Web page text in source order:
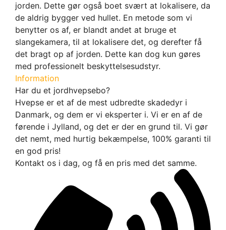
jorden. Dette gør også boet svært at lokalisere, da
de aldrig bygger ved hullet. En metode som vi
benytter os af, er blandt andet at bruge et
slangekamera, til at lokalisere det, og derefter få
det bragt op af jorden. Dette kan dog kun gøres
med professionelt beskyttelsesudstyr.
Information
Har du et jordhvepsebo?
Hvepse er et af de mest udbredte skadedyr i
Danmark, og dem er vi eksperter i. Vi er en af de
førende i Jylland, og det er der en grund til. Vi gør
det nemt, med hurtig bekæmpelse, 100% garanti til
en god pris!
Kontakt os i dag, og få en pris med det samme.